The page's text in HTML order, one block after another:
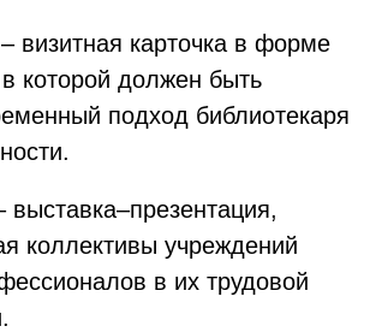
визитная карточка в форме
которой должен быть
подход библиотекаря
выставка–презентация,
коллективы учреждений
в их трудовой